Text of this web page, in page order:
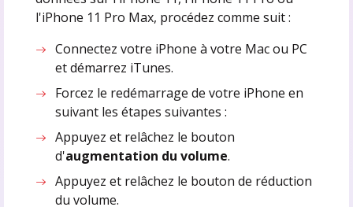
l'iPhone 11 Pro Max, procédez comme suit :
Connectez votre iPhone à votre Mac ou PC
et démarrez iTunes.
Forcez le redémarrage de votre iPhone en
suivant les étapes suivantes :
Appuyez et relâchez le bouton
d'augmentation du volume.
Appuyez et relâchez le bouton de réduction
du volume.